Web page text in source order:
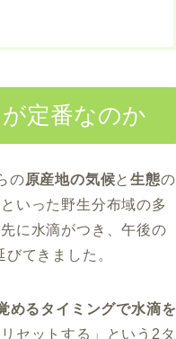
定番なのか
の原産地の気候と生態の
いった野生分布域の多
に水滴がつき、午後の
てきました。
めるタイミングで水滴を
セットする」という2タ